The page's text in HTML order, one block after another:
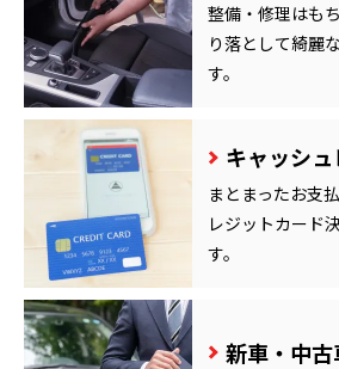
整備・修理はも
り落として綺麗
す。
キャッシュ
まとまったお支
レジットカード
す。
新車・中